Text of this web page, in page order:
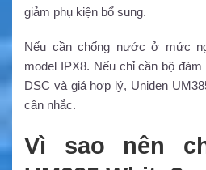
giảm phụ kiện bổ sung.
Nếu cần chống nước ở mức
model IPX8. Nếu chỉ cần bộ
DSC và giá hợp lý, Uniden
cân nhắc.
Vì sao nên